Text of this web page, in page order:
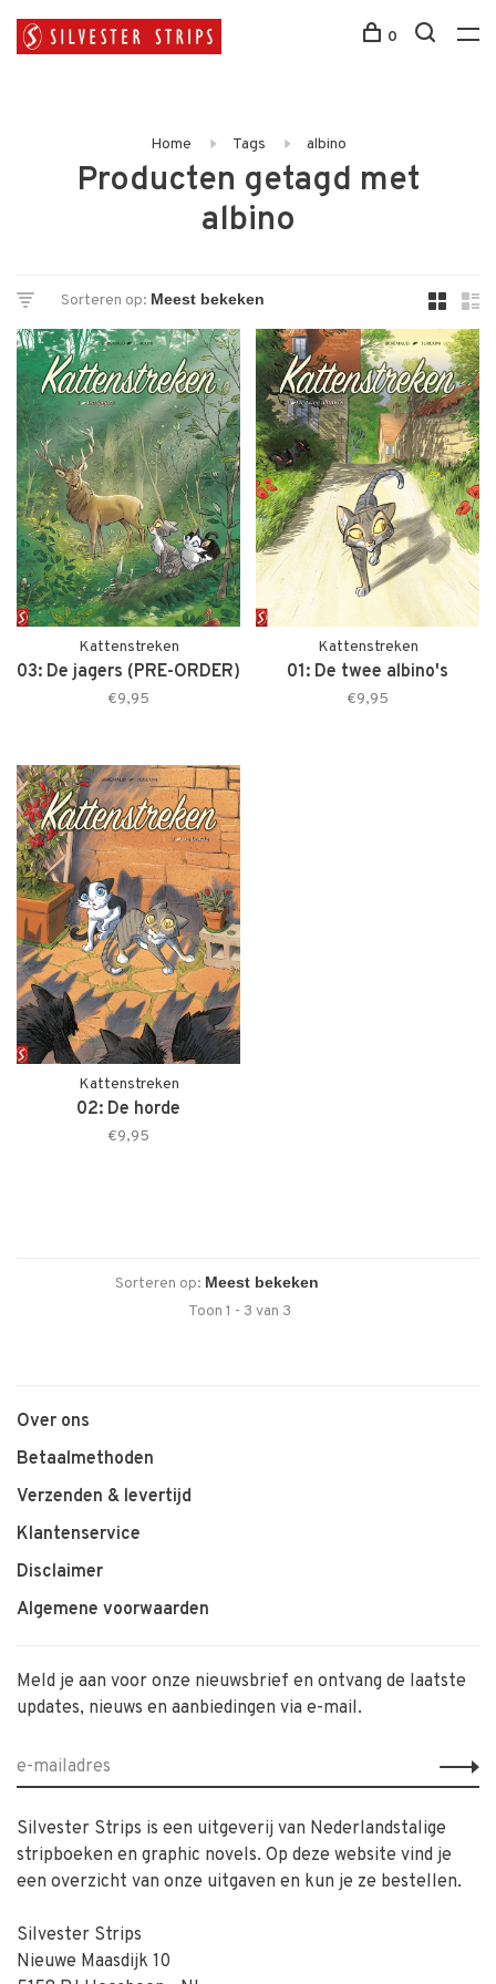
0
Home Tags albino
Producten getagd met
albino
Sorteren op:
Kattenstreken
03: De jagers (PRE-ORDER)
€9,95
Kattenstreken
01: De twee albino's
€9,95
Kattenstreken
02: De horde
€9,95
Sorteren op:
Toon 1 - 3 van 3
Over ons
Betaalmethoden
Verzenden & levertijd
Klantenservice
Disclaimer
Algemene voorwaarden
Meld je aan voor onze nieuwsbrief en ontvang de laatste
updates, nieuws en aanbiedingen via e-mail.
Silvester Strips is een uitgeverij van Nederlandstalige
stripboeken en graphic novels. Op deze website vind je
een overzicht van onze uitgaven en kun je ze bestellen.
Silvester Strips
Nieuwe Maasdijk 10